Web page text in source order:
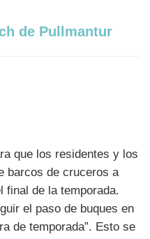
de Pullmantur
que los residentes y los
barcos de cruceros a
final de la temporada.
el paso de buques en
de temporada”. Esto se